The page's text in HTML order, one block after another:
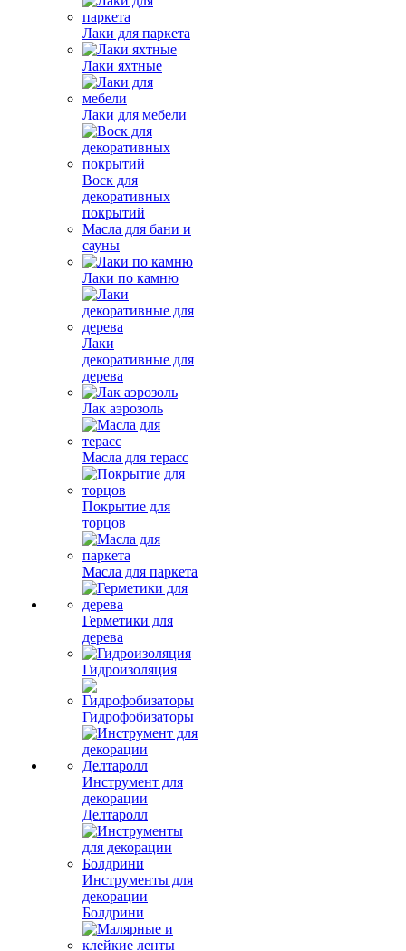
Лаки для паркета
Лаки яхтные
Лаки для мебели
Воск для
декоративных
покрытий
Масла для бани и
сауны
Лаки по камню
Лаки
декоративные для
дерева
Лак аэрозоль
Масла для терасс
Покрытие для
торцов
Масла для паркета
Герметики для
дерева
Гидроизоляция
Гидрофобизаторы
Инструмент для
декорации
Делтаролл
Инструменты для
декорации
Болдрини